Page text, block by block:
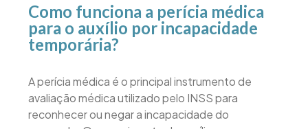
Como funciona a perícia médica
para o auxílio por incapacidade
temporária?
A perícia médica é o principal instrumento de
avaliação médica utilizado pelo INSS para
reconhecer ou negar a incapacidade do